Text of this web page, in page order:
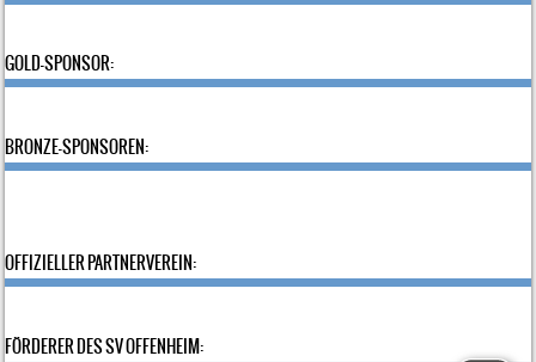
GOLD-SPONSOR:
BRONZE-SPONSOREN:
OFFIZIELLER PARTNERVEREIN:
FÖRDERER DES SV OFFENHEIM: